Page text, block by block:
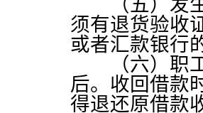
（五）发生
须有退货验收
或者汇款银行
（六）职工
后。收回借款
得退还原借款